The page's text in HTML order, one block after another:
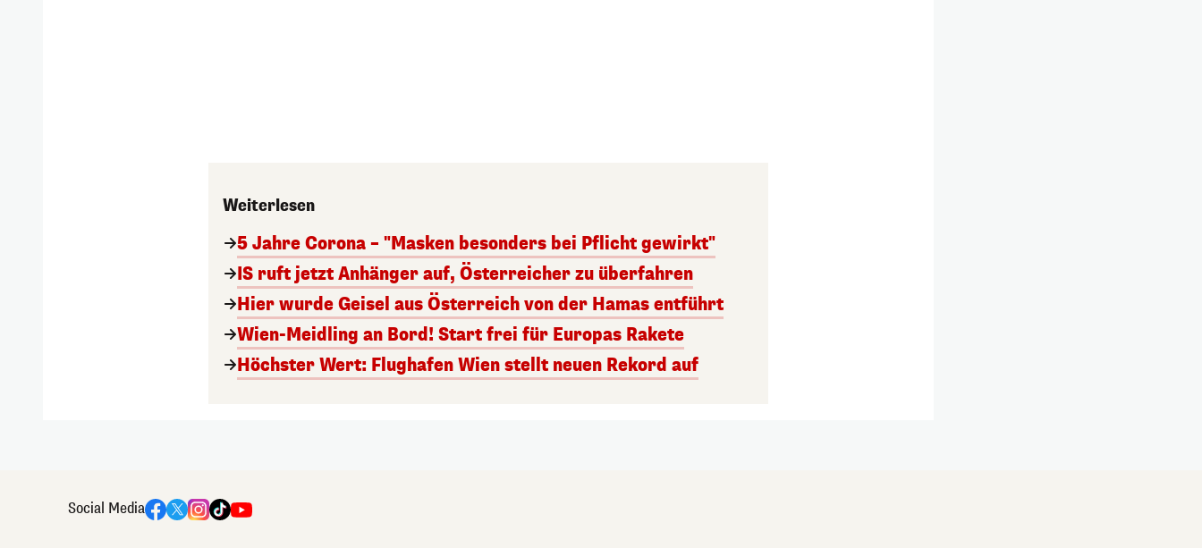
Weiterlesen
5 Jahre Corona – "Masken besonders bei Pflicht gewirkt"
IS ruft jetzt Anhänger auf, Österreicher zu überfahren
Hier wurde Geisel aus Österreich von der Hamas entführt
Wien-Meidling an Bord! Start frei für Europas Rakete
Höchster Wert: Flughafen Wien stellt neuen Rekord auf
Social Media